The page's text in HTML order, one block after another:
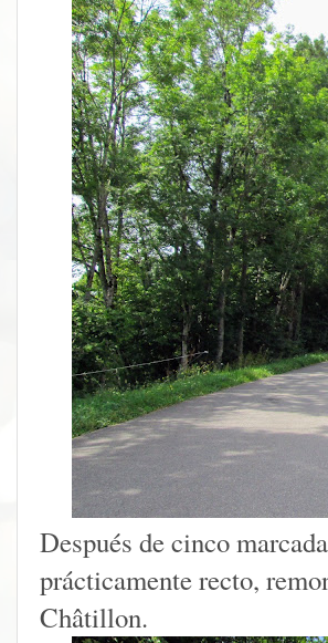
Después de cinco
prácticamente recto,
Châtillon.